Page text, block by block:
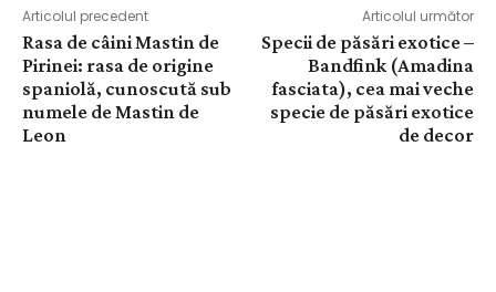
Articolul precedent
Rasa de câini Mastin de
Pirinei: rasa de origine
spaniolă, cunoscută sub
numele de Mastin de
Leon
Articolul următor
Specii de păsări exotice –
Bandfink (Amadina
fasciata), cea mai veche
specie de păsări exotice
de decor